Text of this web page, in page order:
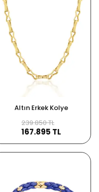
Altın Erkek Kolye
239.850 TL
167.895 TL